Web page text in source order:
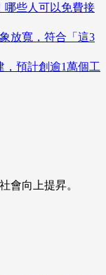
哪些人可以免費接
放寬，符合「這3
，預計創逾1萬個工
會向上提昇。